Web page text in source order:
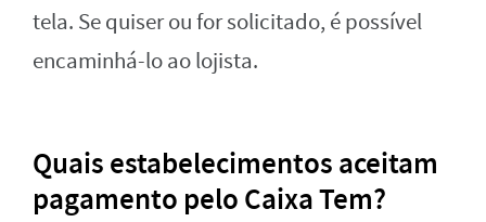
tela. Se quiser ou for solicitado, é possível
encaminhá-lo ao lojista.
Quais estabelecimentos aceitam
pagamento pelo Caixa Tem?